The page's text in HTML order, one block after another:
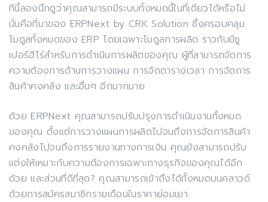
ทีนี้ลองนึกดูว่าคุณสามารถมีระบบทั้งหมดนี้ในที่เดียวได้หรือไม่
นั่นคือที่มาของ ERPNext by CRK Solution ซึ่งครอบคลุม
โมดูลทั้งหมดของ ERP โดยเฉพาะโมดูลการผลิต ราวกับมีซู
เปอร์ฮีโร่สำหรับการดำเนินการผลิตของคุณ ผู้ที่สามารถจัดการ
ความต้องการด้านการวางแผน การจัดตารางเวลา การจัดการ
สินค้าคงคลัง และอื่นๆ อีกมากมาย
ด้วย ERPNext คุณสามารถปรับปรุงการดำเนินงานทั้งหมด
ของคุณ ตั้งแต่การวางแผนการผลิตไปจนถึงการจัดการสินค้า
คงคลังไปจนถึงการรายงานทางการเงิน คุณยังสามารถปรับ
แต่งให้เหมาะกับความต้องการเฉพาะทางธุรกิจของคุณได้อีก
ด้วย และส่วนที่ดีที่สุด? คุณสามารถเข้าถึงได้ทั้งหมดบนคลาวด์
ด้วยการสมัครสมาชิกรายเดือนในราคาย่อมเยา